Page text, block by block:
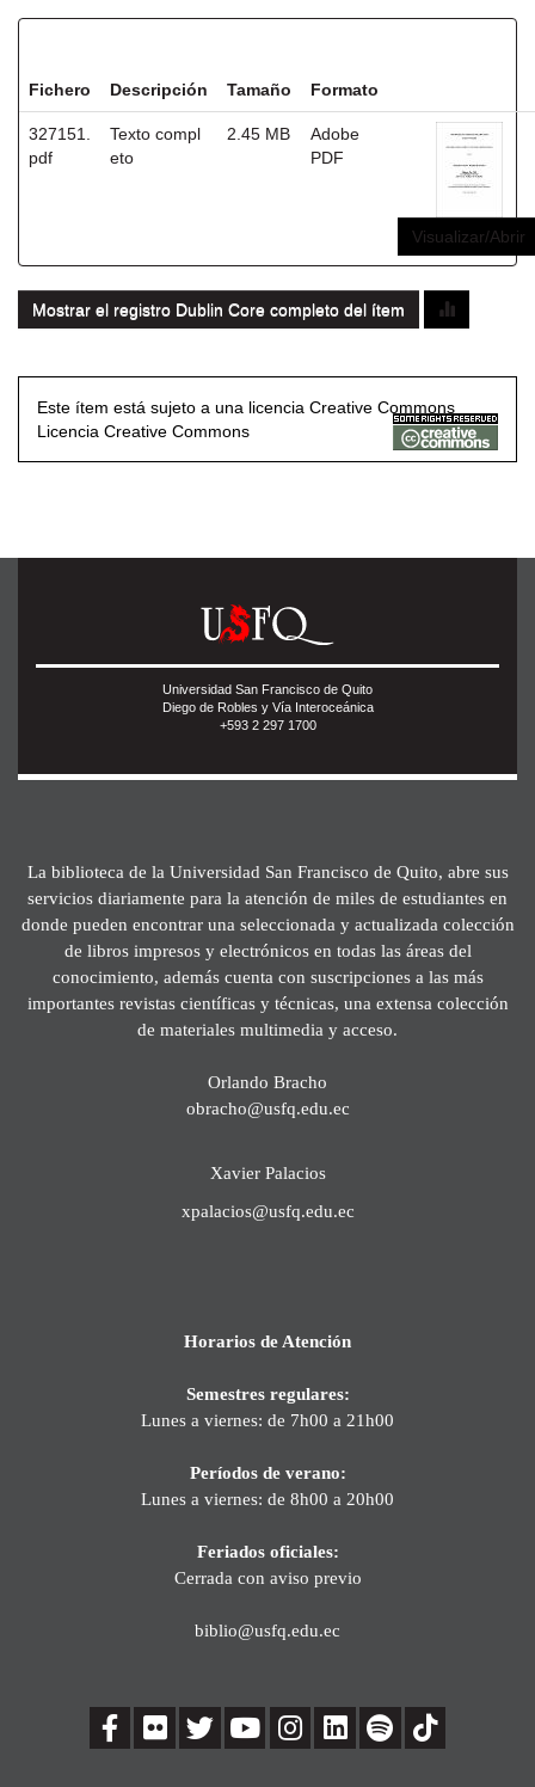
Fichero Descripción Tamaño Formato
327151.
pdf
Texto compl
eto
2.45 MB
Adobe
PDF
Visualizar/Abrir
Mostrar el registro Dublin Core completo del ítem
Este ítem está sujeto a una licencia Creative Commons
Licencia Creative Commons
Universidad San Francisco de Quito
Diego de Robles y Vía Interoceánica
+593 2 297 1700
La biblioteca de la Universidad San Francisco de Quito, abre sus
servicios diariamente para la atención de miles de estudiantes en
donde pueden encontrar una seleccionada y actualizada colección
de libros impresos y electrónicos en todas las áreas del
conocimiento, además cuenta con suscripciones a las más
importantes revistas científicas y técnicas, una extensa colección
de materiales multimedia y acceso.
Orlando Bracho
obracho@usfq.edu.ec
Xavier Palacios
xpalacios@usfq.edu.ec
Horarios de Atención
Semestres regulares:
Lunes a viernes: de 7h00 a 21h00
Períodos de verano:
Lunes a viernes: de 8h00 a 20h00
Feriados oficiales:
Cerrada con aviso previo
biblio@usfq.edu.ec